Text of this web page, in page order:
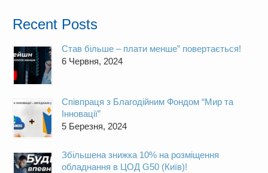
Recent Posts
Став більше – плати менше” повертається!
6 Червня, 2024
Cпівпраця з Благодійним Фондом “Мир та
Інновації”
5 Березня, 2024
Збільшена знижка 10% на розміщення
обладнання в ЦОД G50 (Київ)!